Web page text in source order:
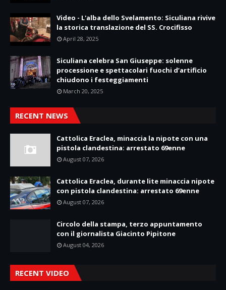
Video - L'alba dello Svelamento: Siculiana rivive
la storica translazione del SS. Crocifisso
April 28, 2025
Siculiana celebra San Giuseppe: solenne
processione e spettacolari fuochi d’artificio
chiudono i festeggiamenti
March 20, 2025
RECENT NEWS
Cattolica Eraclea, minaccia la nipote con una
pistola clandestina: arrestato 69enne
August 07, 2026
Cattolica Eraclea, durante lite minaccia nipote
con pistola clandestina: arrestato 69enne
August 07, 2026
Circolo della stampa, terzo appuntamento
con il giornalista Giacinto Pipitone
August 04, 2026
RECENT VIDEO